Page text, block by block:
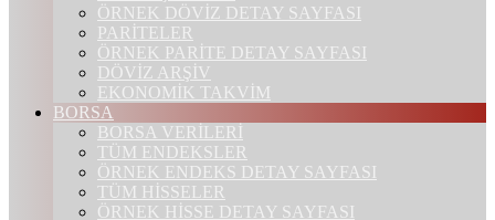
ÖRNEK DÖVİZ DETAY SAYFASI
PARİTELER
ÖRNEK PARİTE DETAY SAYFASI
DÖVİZ ARŞİV
EKONOMİK TAKVİM
BORSA
BORSA VERİLERİ
TÜM ENDEKSLER
ÖRNEK ENDEKS DETAY SAYFASI
TÜM HİSSELER
ÖRNEK HİSSE DETAY SAYFASI